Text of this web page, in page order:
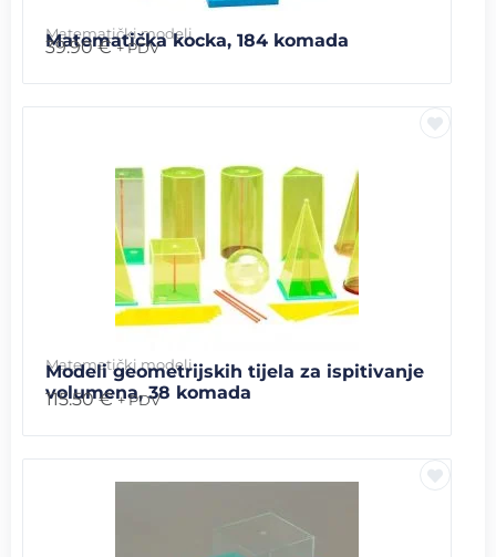
Matematički modeli
Matematička kocka, 184 komada
39.90€ + PDV
Matematički modeli
Modeli geometrijskih tijela za ispitivanje
volumena, 38 komada
115.50€ + PDV